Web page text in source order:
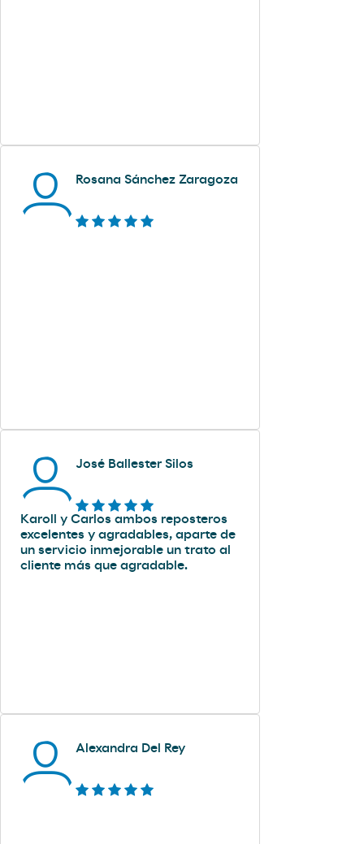
Rosana Sánchez Zaragoza
José Ballester Silos
Karoll y Carlos ambos reposteros
excelentes y agradables, aparte de
un servicio inmejorable un trato al
cliente más que agradable.
Alexandra Del Rey